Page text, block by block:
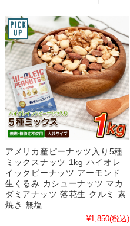
アメリカ産ピーナッツ入り5種
ミックスナッツ 1kg ハイオレ
イックピーナッツ アーモンド
生くるみ カシューナッツ マカ
ダミアナッツ 落花生 クルミ 素
焼き 無塩
¥1,850(税込)